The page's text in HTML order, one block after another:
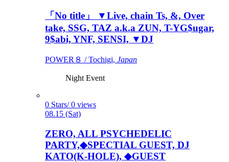
「No title」 ▼Live, chain Ts, &, Over
take, SSG, TAZ a.k.a ZUN, T-YG$ugar,
9$abi, YNF, SENSI, ▼DJ
POWER８ / Tochigi, Japan
Night Event
0 Stars/ 0 views
08.15 (Sat)
ZERO, ALL PSYCHEDELIC
PARTY,◆SPECTIAL GUEST, DJ
KATO(K-HOLE), ◆GUEST